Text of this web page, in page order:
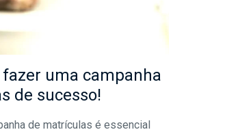
uma campanha
de sucesso!
de matrículas é essencial